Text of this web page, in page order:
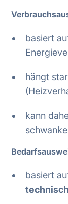
basiert
hängt
kann
basiert